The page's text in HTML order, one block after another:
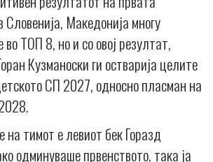
Словенија, Македонија многу
во ТОП 8, но и со овој резултат,
Кузманоски ги остварија целите
СП 2027, односно пласман на
тимот е левиот бек Горазд
одминуваше првенството, така ја